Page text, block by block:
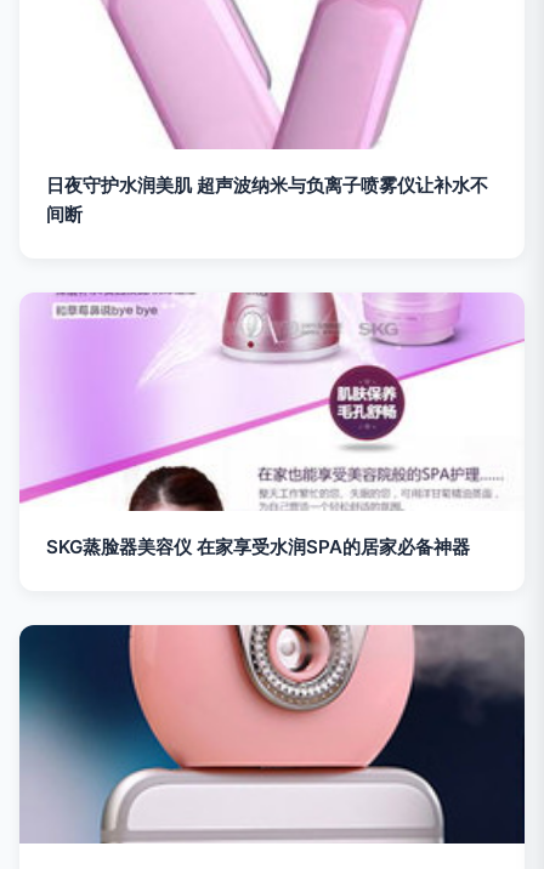
日夜守护水润美肌 超声波纳米与负离子喷雾仪让补水不
间断
SKG蒸脸器美容仪 在家享受水润SPA的居家必备神器